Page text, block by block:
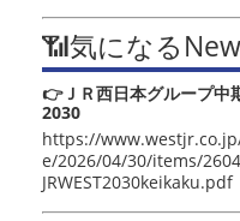
📶気になる
👉ＪＲ西日本グループ中
2030
https://
e/2026/04/30/items/
JRWEST2030keikaku.pdf